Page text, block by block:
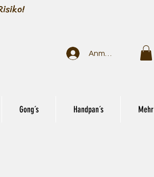
Anmelden
Gong´s Handpan´s Mehr